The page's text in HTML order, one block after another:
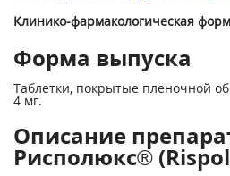
Клинико-фармакологическая
Форма выпуска
Таблетки, покрытые пленочной
4 мг.
Описание
Рисполюкс®